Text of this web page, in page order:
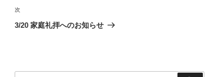
ビ
ゲ
稿
次
の
次
3/20 家庭礼拝へのお知らせ